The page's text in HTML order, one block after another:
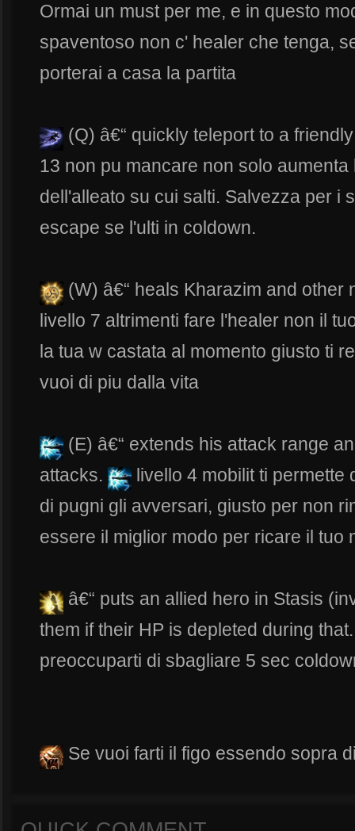
Ormai un must per me, e in questo
spaventoso non c' healer che tenga,
porterai a casa la partita
(Q) â€“ quickly teleport to a
13 non pu mancare non solo
dell'alleato su cui salti. Salvezza per i
escape se l'ulti in coldown.
(W) â€“ heals Kharazim and
livello 7 altrimenti fare l'healer non il
la tua w castata al momento giusto ti
vuoi di piu dalla vita
(E) â€“ extends his attack range
attacks.
livello 4 mobilit ti
di pugni gli avversari, giusto per non
essere il miglior modo per ricare il tuo
â€“ puts an allied hero in Stasis
them if their HP is depleted during
preoccuparti di sbagliare 5 sec
Se vuoi farti il figo essendo sopra